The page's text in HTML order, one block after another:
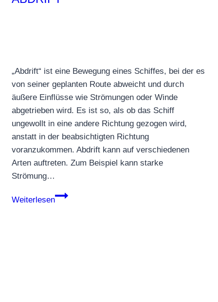
„Abdrift“ ist eine Bewegung eines Schiffes, bei der es
von seiner geplanten Route abweicht und durch
äußere Einflüsse wie Strömungen oder Winde
abgetrieben wird. Es ist so, als ob das Schiff
ungewollt in eine andere Richtung gezogen wird,
anstatt in der beabsichtigten Richtung
voranzukommen. Abdrift kann auf verschiedenen
Arten auftreten. Zum Beispiel kann starke
Strömung…
Weiterlesen
Abdrift